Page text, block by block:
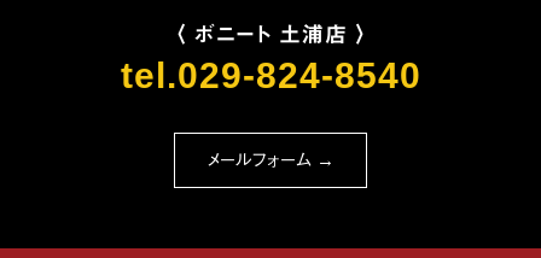
〈 ボニート 土浦店 〉
tel.029-824-8540
メールフォーム →